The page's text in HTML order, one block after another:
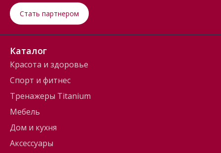
Стать партнером
Каталог
Красота и здоровье
Спорт и фитнес
Тренажеры Titanium
Мебель
Дом и кухня
Аксессуары